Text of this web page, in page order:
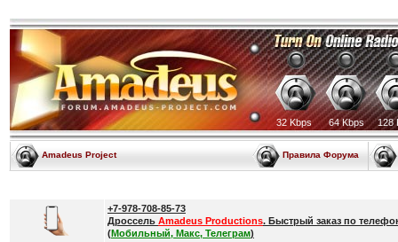
32 Kbps 64 Kbps 128
Amadeus Project Правила Форума
+7-978-708-85-73
Дроссель Amadeus Productions. Быстрый заказ по
(Мобильный, Макс, Телеграм)